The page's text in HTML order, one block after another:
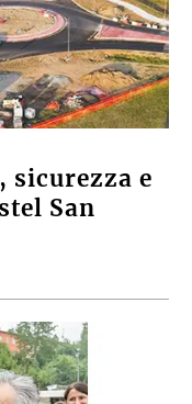
sicurezza e
San